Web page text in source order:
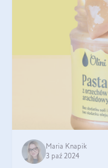
Maria Knapik
3 paź 2024